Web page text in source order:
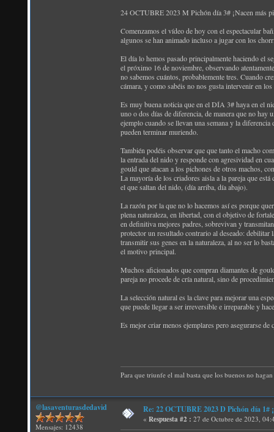
24 OCTUBRE 2023 M Pichón día 3# ¡Nacen más
Comenzamos el vídeo de hoy con el espectacular
algunos se han animado incluso a jugar con los
El día lo hemos pasado principalmente haciendo el
el próximo 16 de noviembre, observando
no sabemos cuántos, probablemente tres. Cuando
cámara, y como sabéis no nos gusta intervenir en
Es muy buena noticia que en el DÍA 3# haya en el
uno o dos días de diferencia, de manera que no hay
ejemplo cuando se llevan una semana y la
pueden terminar muriendo.
También podéis observar que que tanto el macho
la entrada del nido y responde con agresividad en
gould que atacan a los pichones de otros machos,
La mayoría de los criadores aisla a la pareja que
el que saltan del nido, (día arriba, día abajo).
La razón por la que no lo hacemos así es porque
plena naturaleza, en libertad, con el objetivo de
en definitiva mejores padres, sobrevivan y
protector un resultado contrario al deseado:
transmitir sus genes en la naturaleza, al no ser lo
el motivo principal.
Muchos aficionados que compran diamantes de
pareja no procede de cría natural, sino de
La selección natural es la clave para mejorar una
que puede llegar a ser irreversible e irreparable y
Es mejor criar menos ejemplares pero asegurarse
Para que triunfe el mal basta que los buenos no
@lasaventurasdedavid
Mensajes: 12438
Re: 22 OCTUBRE 2023 D Pichón día
« Respuesta #2 : 27 de Octubre de 2023,